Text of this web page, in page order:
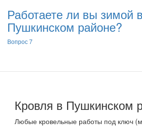
Работаете ли вы зимой в
Пушкинском районе?
Вопрос 7
Кровля в Пушкинском
Любые кровельные работы под ключ